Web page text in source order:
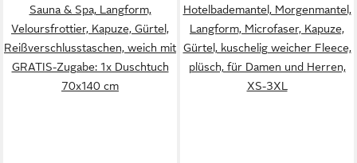
Sauna & Spa, Langform,
Veloursfrottier, Kapuze, Gürtel,
Reißverschlusstaschen, weich mit
GRATIS-Zugabe: 1x Duschtuch
70x140 cm
Hotelbademantel, Morgenmantel,
Langform, Microfaser, Kapuze,
Gürtel, kuschelig weicher Fleece,
plüsch, für Damen und Herren,
XS-3XL